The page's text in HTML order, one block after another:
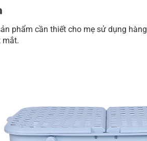
phẩm cần thiết cho mẹ sử dụng
mắt.